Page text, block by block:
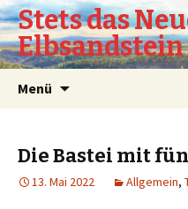
Stets das
Elbsandstein
Menü
Die Bastei mit
13. Mai 2022 Allgemein,